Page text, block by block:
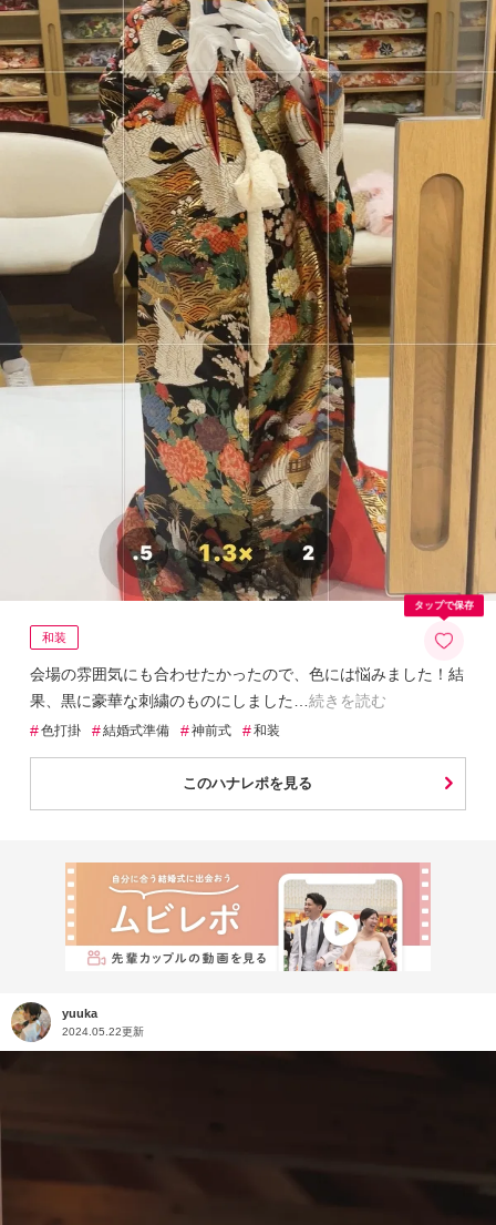
和装
タップで保存
会場の雰囲気にも合わせたかったので、色には悩みました！結
果、黒に豪華な刺繍のものにしました
続きを読む
#色打掛 #結婚式準備 #神前式 #和装
このハナレポを見る
yuuka
2024.05.22更新